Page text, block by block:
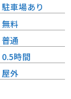
駐車場あり
無料
普通
0.5時間
屋外